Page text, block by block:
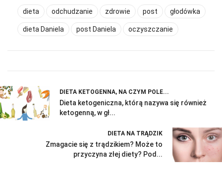
dieta odchudzanie zdrowie post głodówka
dieta Daniela post Daniela oczyszczanie
DIETA KETOGENNA, NA CZYM POLE...
Dieta ketogeniczna, którą nazywa się również
ketogenną, w gł...
DIETA NA TRĄDZIK
Zmagacie się z trądzikiem? Może to
przyczyna złej diety? Pod...